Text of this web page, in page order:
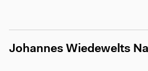
Johannes Wiedewelts